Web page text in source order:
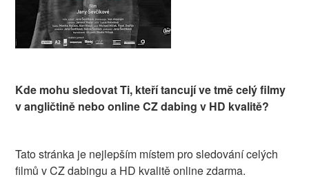
Kde mohu sledovat Ti, kteří tancují ve tmě celý filmy
v angličtině nebo online CZ dabing v HD kvalitě?
Tato stránka je nejlepším místem pro sledování celých
filmů v CZ dabingu a HD kvalitě online zdarma.